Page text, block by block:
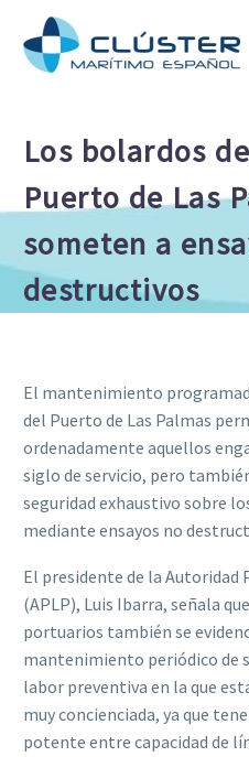
Los bolardos
Puerto de Las
someten a
destructivos
El mantenimiento
del Puerto de Las Palmas
ordenadamente aquellos
siglo de servicio, pero
seguridad exhaustivo sobre
mediante ensayos no
El presidente de la Autoridad
(APLP), Luis Ibarra, señala
portuarios también se
mantenimiento periódico de
labor preventiva en la que
muy concienciada, ya que
potente entre capacidad de